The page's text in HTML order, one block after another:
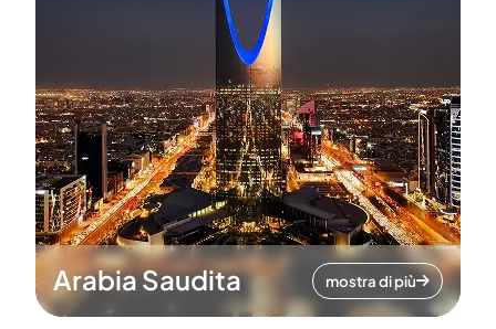
Arabia Saudita mostra di più